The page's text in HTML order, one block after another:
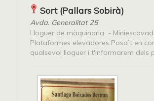
Sort (Pallars Sobirà)
Avda. Generalitat 25
Lloguer de màquinaria -
Plataformes elevadores Posa`t en
qualsevol lloguer i t'informarem dels